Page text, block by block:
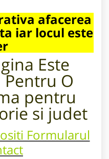
afacerea
iar locul este
Este
O
pentru
si judet
Formularul